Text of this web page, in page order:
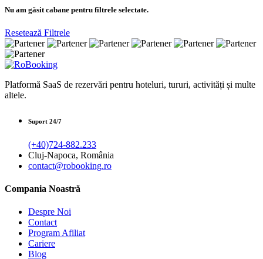
Nu am găsit cabane pentru filtrele selectate.
Resetează Filtrele
Platformă SaaS de rezervări pentru hoteluri, tururi, activități și multe
altele.
Suport 24/7
(+40)724-882.233
Cluj-Napoca, România
contact@robooking.ro
Compania Noastră
Despre Noi
Contact
Program Afiliat
Cariere
Blog